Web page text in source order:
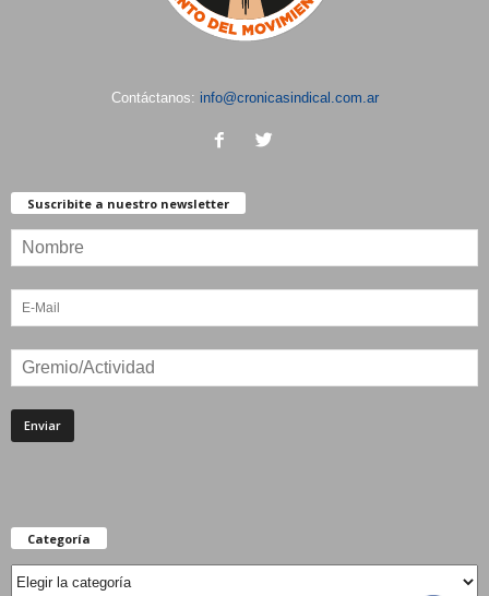
Contáctanos: info@cronicasindical.com.ar
Suscribite a nuestro newsletter
Categoría
Categoría